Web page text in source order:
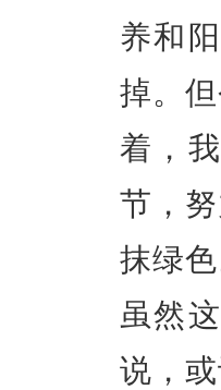
养和
掉。
着，
节，
抹绿
虽然
说，